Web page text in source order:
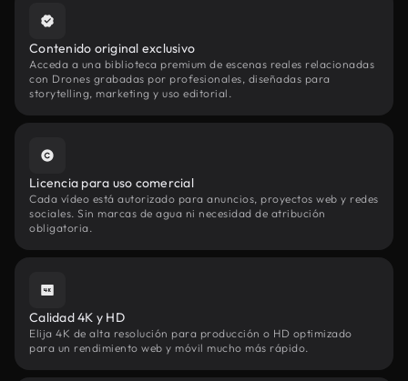
Contenido original exclusivo
Acceda a una biblioteca premium de escenas reales relacionadas
con Drones grabadas por profesionales, diseñadas para
storytelling, marketing y uso editorial.
Licencia para uso comercial
Cada vídeo está autorizado para anuncios, proyectos web y redes
sociales. Sin marcas de agua ni necesidad de atribución
obligatoria.
Calidad 4K y HD
Elija 4K de alta resolución para producción o HD optimizado
para un rendimiento web y móvil mucho más rápido.